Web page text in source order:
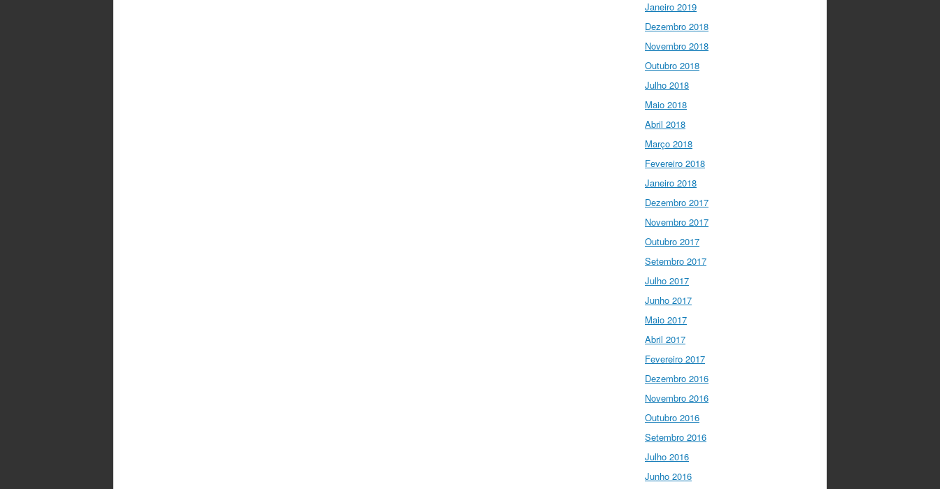
Janeiro 2019
Dezembro 2018
Novembro 2018
Outubro 2018
Julho 2018
Maio 2018
Abril 2018
Março 2018
Fevereiro 2018
Janeiro 2018
Dezembro 2017
Novembro 2017
Outubro 2017
Setembro 2017
Julho 2017
Junho 2017
Maio 2017
Abril 2017
Fevereiro 2017
Dezembro 2016
Novembro 2016
Outubro 2016
Setembro 2016
Julho 2016
Junho 2016